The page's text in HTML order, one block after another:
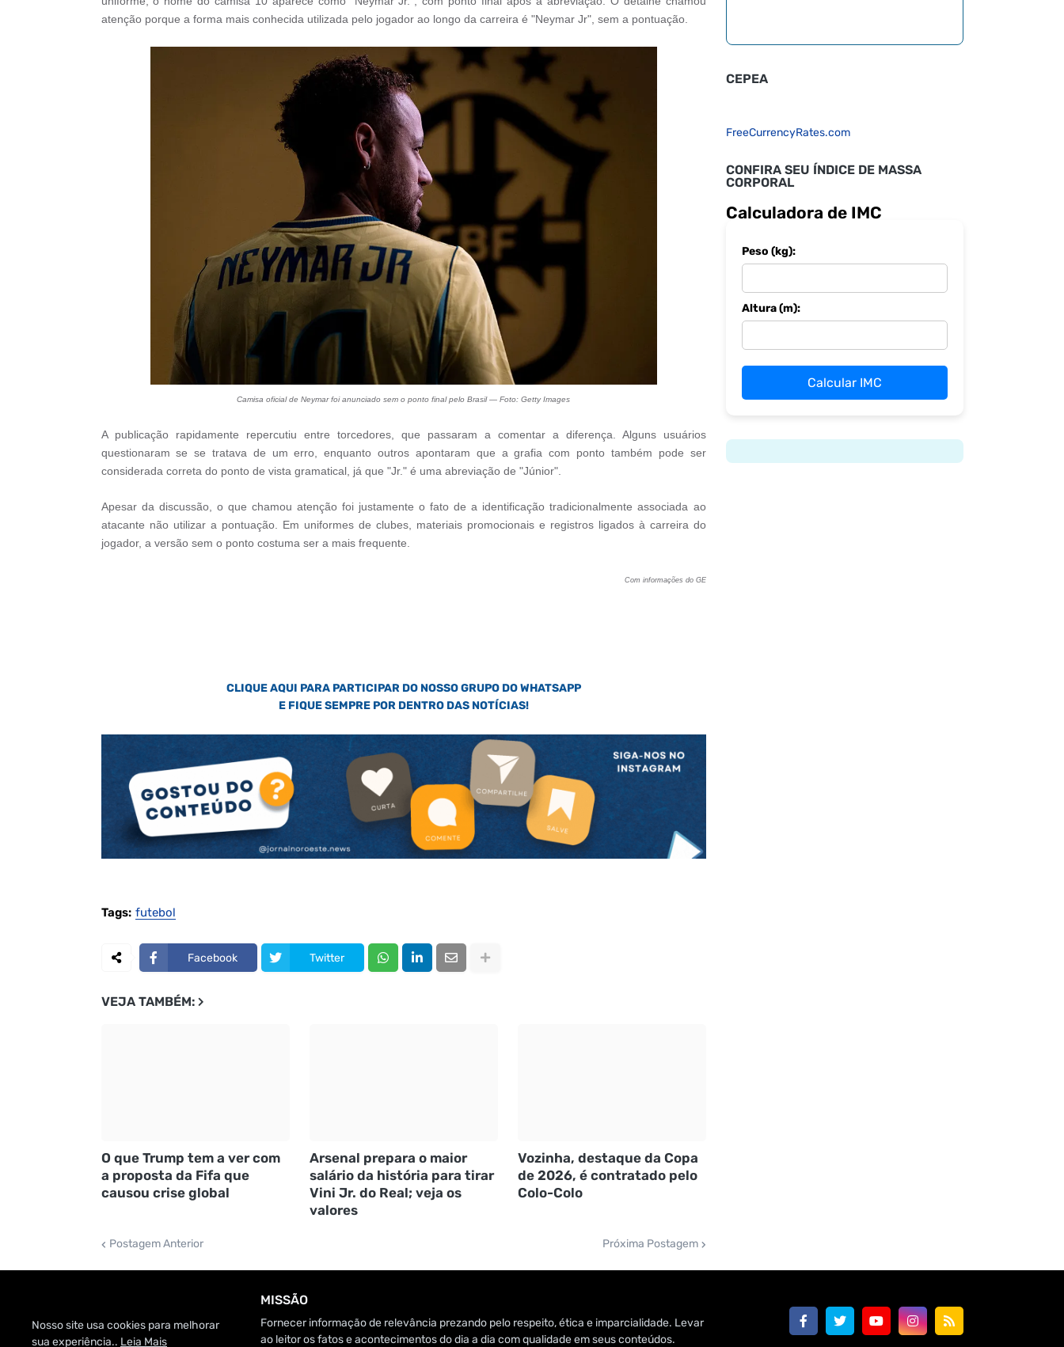
atenção porque a forma mais conhecida utilizada pelo jogador ao longo da carreira é "Neymar Jr", sem a pontuação.
Camisa oficial de Neymar foi anunciado sem o ponto final pelo Brasil — Foto: Getty Images
A publicação rapidamente repercutiu entre torcedores, que passaram a comentar a diferença. Alguns usuários
questionaram se se tratava de um erro, enquanto outros apontaram que a grafia com ponto também pode ser
considerada correta do ponto de vista gramatical, já que "Jr." é uma abreviação de "Júnior".
Apesar da discussão, o que chamou atenção foi justamente o fato de a identificação tradicionalmente associada ao
atacante não utilizar a pontuação. Em uniformes de clubes, materiais promocionais e registros ligados à carreira do
jogador, a versão sem o ponto costuma ser a mais frequente.
Com informações do GE
CLIQUE AQUI PARA PARTICIPAR DO NOSSO GRUPO DO WHATSAPP
E FIQUE SEMPRE POR DENTRO DAS NOTÍCIAS!
Tags: futebol
Facebook Twitter
VEJA TAMBÉM:
O que Trump tem a ver com
a proposta da Fifa que
causou crise global
Arsenal prepara o maior
salário da história para tirar
Vini Jr. do Real; veja os
valores
Vozinha, destaque da Copa
de 2026, é contratado pelo
Colo-Colo
Postagem Anterior Próxima Postagem
CEPEA
FreeCurrencyRates.com
CONFIRA SEU ÍNDICE DE MASSA
CORPORAL
Calculadora de IMC
Peso (kg):
Altura (m):
Calcular IMC
MISSÃO
Fornecer informação de relevância prezando pelo respeito, ética e imparcialidade. Levar
ao leitor os fatos e acontecimentos do dia a dia com qualidade em seus conteúdos.
Nosso site usa cookies para melhorar
sua experiência.. Leia Mais